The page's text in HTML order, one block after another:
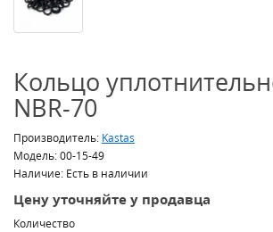
Кольцо
NBR-70
Производитель: Kastas
Модель: 00-15-49
Наличие: Есть в наличии
Цену уточняйте у продавца
Количество